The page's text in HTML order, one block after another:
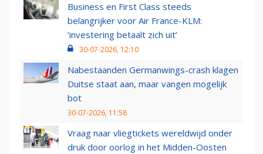
Business en First Class steeds
belangrijker voor Air France-KLM:
‘investering betaalt zich uit’
30-07-2026, 12:10
Nabestaanden Germanwings-crash klagen
Duitse staat aan, maar vangen mogelijk
bot
30-07-2026, 11:58
Vraag naar vliegtickets wereldwijd onder
druk door oorlog in het Midden-Oosten